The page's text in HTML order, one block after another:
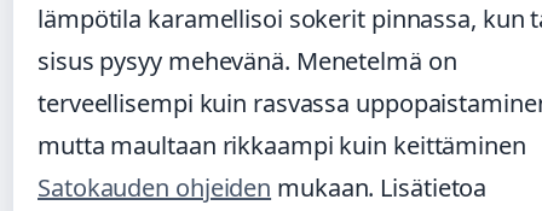
lämpötila karamellisoi sokerit pinnassa, kun
sisus pysyy mehevänä. Menetelmä on
terveellisempi kuin rasvassa
mutta maultaan rikkaampi kuin keittäminen
Satokauden ohjeiden mukaan. Lisätietoa